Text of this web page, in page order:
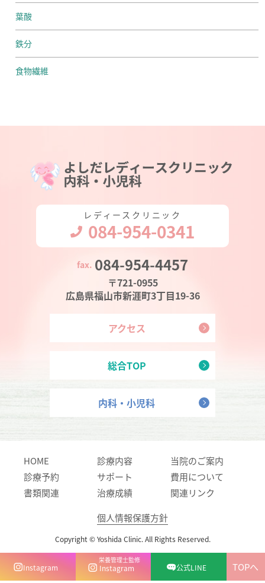
葉酸
鉄分
食物繊維
Instagram
栄養管理士監修
Instagram 公式LINE TOPへ
レディースクリニック
084-954-0341
084-954-4457
〒721-0955
広島県福山市新涯町3丁目19-36
アクセス
総合TOP
内科・小児科
HOME 診療内容
当院のご案内
診療予約
サポート
費用について
書類関連
治療成績
関連リンク
個人情報保護方針
Copyright © Yoshida Clinic. All Rights Reserved.